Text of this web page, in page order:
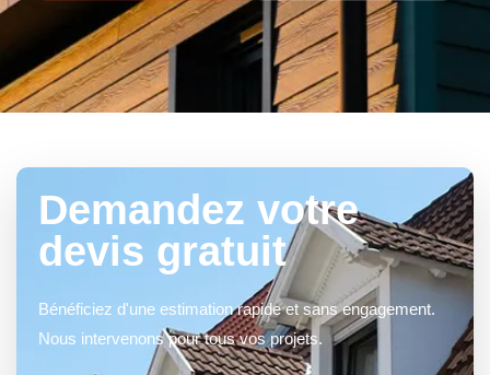
Demandez votre
devis gratuit
Bénéficiez d'une estimation rapide et sans engagement.
Nous intervenons pour tous vos projets.